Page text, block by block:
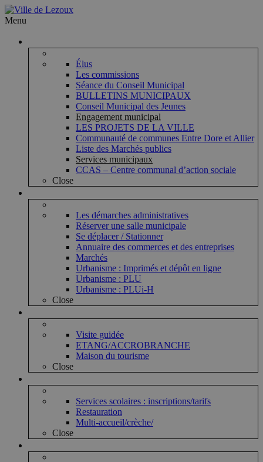
Menu
Élus
Les commissions
Séance du Conseil Municipal
BULLETINS MUNICIPAUX
Conseil Municipal des Jeunes
Engagement municipal
LES PROJETS DE LA VILLE
Communauté de communes Entre Dore et Allier
Liste des Marchés publics
Services municipaux
CCAS – Centre communal d’action sociale
Close
Les démarches administratives
Réserver une salle municipale
Se déplacer / Stationner
Annuaire des commerces et des entreprises
Marchés
Urbanisme : Imprimés et dépôt en ligne
Urbanisme : PLU
Urbanisme : PLUi-H
Close
Visite guidée
ETANG/ACCROBRANCHE
Maison du tourisme
Close
Services scolaires : inscriptions/tarifs
Restauration
Multi-accueil/crèche/
Close